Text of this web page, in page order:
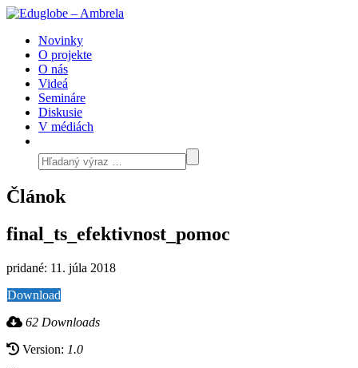
Novinky
O projekte
O nás
Videá
Semináre
Diskusie
V médiách
Článok
final_ts_efektivnost_pomoc
pridané: 11. júla 2018
Download
62 Downloads
Version: 1.0